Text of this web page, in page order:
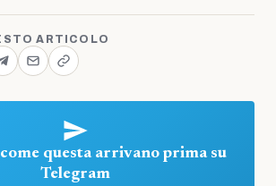
ARTICOLO
questa arrivano prima su
Telegram